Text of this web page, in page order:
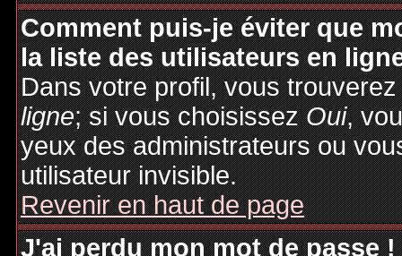
Comment puis-je éviter que
la liste des utilisateurs en
Dans votre profil, vous
ligne; si vous choisissezOui,
yeux des administrateurs ou
utilisateur invisible.
Revenir en haut de page
J'ai perdu mon mot de passe !